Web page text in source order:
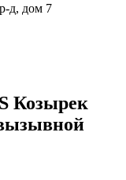
д, дом 7
Козырек